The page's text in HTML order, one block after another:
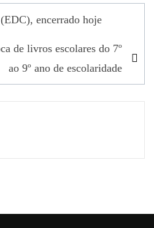
encerrado hoje
de livros escolares do 7º
ao 9º ano de escolaridade